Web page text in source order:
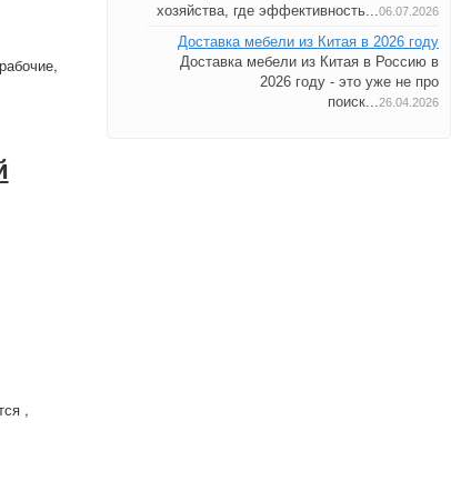
,
хозяйства, где эффективность...06.07.2026
Доставка мебели из Китая в 2026 году
Доставка мебели из Китая в Россию в
2026 году - это уже не про
поиск...26.04.2026